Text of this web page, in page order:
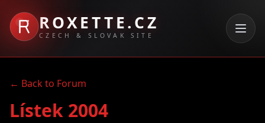
ROXETTE.CZ
CZECH & SLOVAK SITE
← Back to Forum
Lístek 2004